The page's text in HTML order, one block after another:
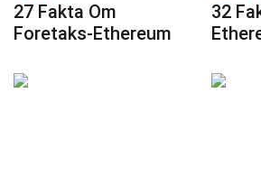
27 Fakta Om
Foretaks-Ethereum
32